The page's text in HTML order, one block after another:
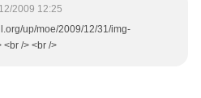
2009 12:25
up/moe/2009/12/31/img-
<br /> <br />